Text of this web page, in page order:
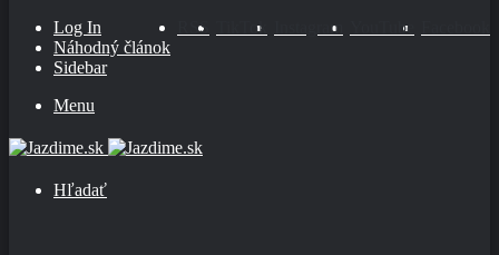
YouTube
Instagram
TikTok
RSS
Log In
Náhodný článok
Sidebar
Menu
Hľadať